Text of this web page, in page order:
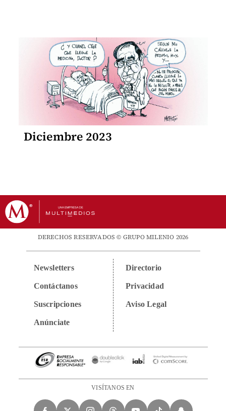
Diciembre 2023
DERECHOS RESERVADOS © GRUPO MILENIO 2026
Newsletters
Contáctanos
Suscripciones
Anúnciate
Directorio
Privacidad
Aviso Legal
VISÍTANOS EN